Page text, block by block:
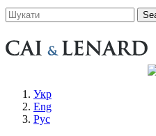
Укр
Eng
Рус